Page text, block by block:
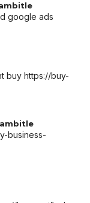
google ads
buy https://buy-
business-